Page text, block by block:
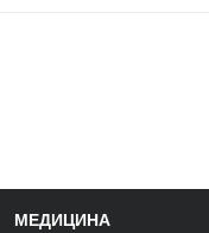
МЕДИЦИНА